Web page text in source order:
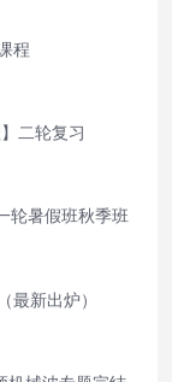
程
二轮复习
轮暑假班秋季班
新出炉）